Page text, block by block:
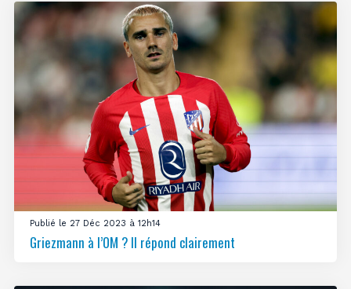
Publié le 27 Déc 2023 à 12h14
Griezmann à l’OM ? Il répond clairement